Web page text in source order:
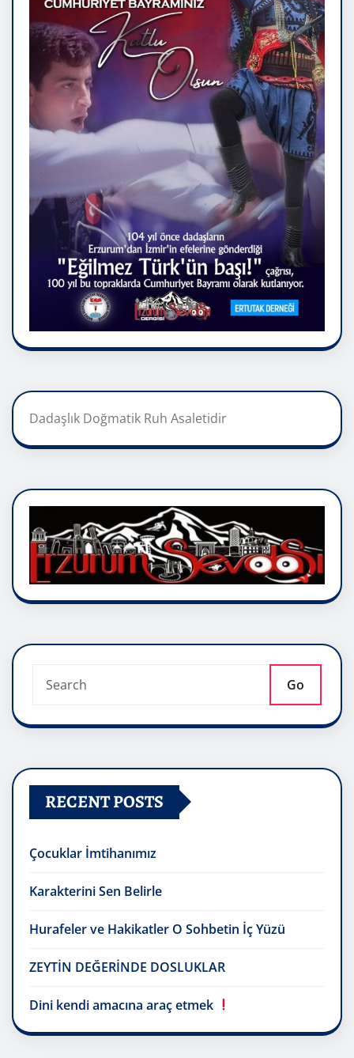
Dadaşlık Doğmatik Ruh Asaletidir
Go
RECENT POSTS
Çocuklar İmtihanımız
Karakterini Sen Belirle
Hurafeler ve Hakikatler O Sohbetin İç Yüzü
ZEYTİN DEĞERİNDE DOSLUKLAR
Dini kendi amacına araç etmek